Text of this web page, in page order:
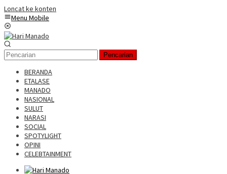
Loncat ke konten
Menu Mobile
Pencarian
BERANDA
ETALASE
MANADO
NASIONAL
SULUT
NARASI
SOCIAL
SPOTYLIGHT
OPINI
CELEBTAINMENT